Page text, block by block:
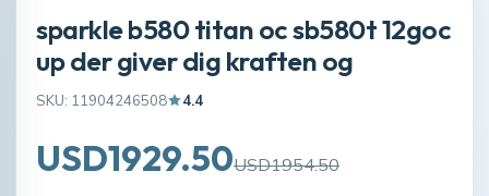
sparkle b580 titan oc sb580t 12goc
up der giver dig kraften og
SKU: 11904246508 4.4
USD1929.50USD1954.50